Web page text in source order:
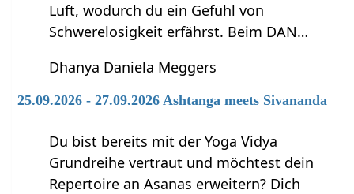
Luft, wodurch du ein Gefühl von
Schwerelosigkeit erfährst. Beim DAN…
Dhanya Daniela Meggers
25.09.2026 - 27.09.2026 Ashtanga meets Sivananda
Du bist bereits mit der Yoga Vidya
Grundreihe vertraut und möchtest dein
Repertoire an Asanas erweitern? Dich